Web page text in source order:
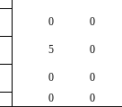
0
0
5
0
0
0
0 0